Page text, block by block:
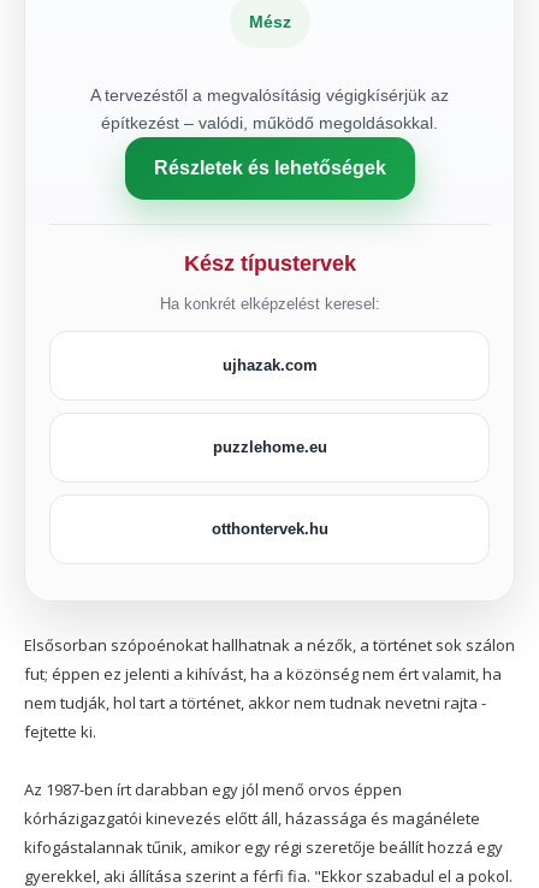
Mész
A tervezéstől a megvalósításig végigkísérjük az
építkezést – valódi, működő megoldásokkal.
Részletek és lehetőségek
Kész típustervek
Ha konkrét elképzelést keresel:
ujhazak.com
puzzlehome.eu
otthontervek.hu
Elsősorban szópoénokat hallhatnak a nézők, a történet sok szálon
fut; éppen ez jelenti a kihívást, ha a közönség nem ért valamit, ha
nem tudják, hol tart a történet, akkor nem tudnak nevetni rajta -
fejtette ki.
Az 1987-ben írt darabban egy jól menő orvos éppen
kórházigazgatói kinevezés előtt áll, házassága és magánélete
kifogástalannak tűnik, amikor egy régi szeretője beállít hozzá egy
gyerekkel, aki állítása szerint a férfi fia. "Ekkor szabadul el a pokol.